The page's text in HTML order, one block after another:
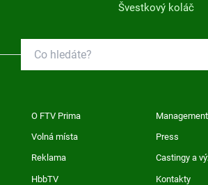
Švestkový koláč
O FTV Prima Management
Volná místa Press
Reklama Castingy a
HbbTV Kontakty